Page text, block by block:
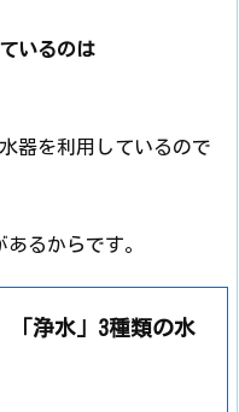
いるのは
器を利用しているので
るからです。
浄水」3種類の水